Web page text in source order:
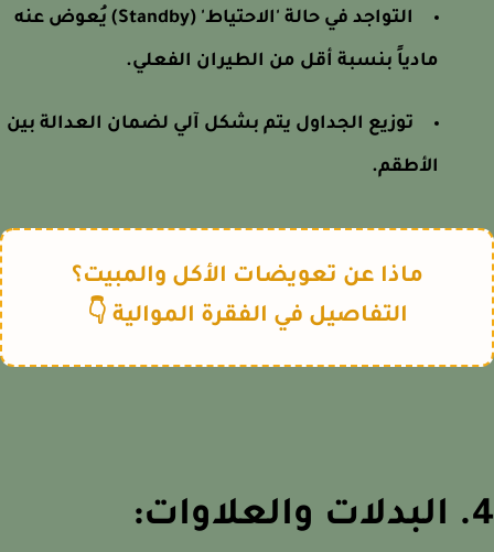
التواجد في حالة 'الاحتياط' (Standby) يُعوض عنه
مادياً بنسبة أقل من الطيران الفعلي.
توزيع الجداول يتم بشكل آلي لضمان العدالة بين
الأطقم.
ماذا عن تعويضات الأكل والمبيت؟
التفاصيل في الفقرة الموالية 👇
4. البدلات والعلاوات: